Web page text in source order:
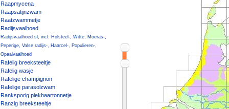
Raapmycena
Raapsatijnzwam
Raatzwammetje
Radijsvaalhoed
Radijsvaalhoed sl, incl. Holsteel-, Witte, Moeras-,
Peperige, Valse radijs-, Haarcel-, Populieren-,
Opaalvaalhoed
Rafelig breeksteeltje
Rafelig wasje
Rafelige champignon
Rafelige parasolzwam
Ranksporig piekhaartonnetje
Ranzig breeksteeltje